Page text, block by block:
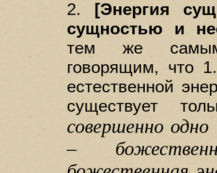
2.[Энергия
сущностью и
тем же
говорящим, что
естественной
существует
совершенно
–